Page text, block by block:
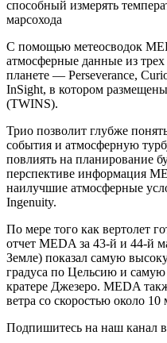
способный измерять
марсохода
С помощью метеосводок
атмосферные данные из
планете — Perseverance,
InSight, в котором
(TWINS).
Трио позволит глубже
события и атмосферную
повлиять на планирование
перспективе информация
наилучшие атмосферные
Ingenuity.
По мере того как вертолет
отчет MEDA за 43-й и 44-й
Земле) показал самую
градуса по Цельсию и
кратере Джезеро. MEDA
ветра со скоростью около 10
Подпишитесь на наш канал